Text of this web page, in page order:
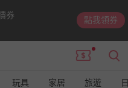
券
點我領券
玩具 家居 旅遊